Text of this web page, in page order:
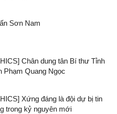
Sơn Nam
Chân dung tân Bí thư Tỉnh
Phạm Quang Ngọc
Xứng đáng là đội dự bị tin
trong kỷ nguyên mới